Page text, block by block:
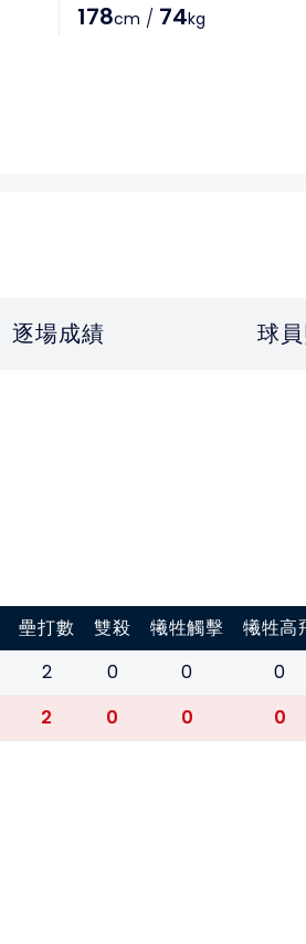
178cm / 74kg
逐場成績 球
壘打數 雙殺 犧牲觸擊 犧牲高
2 0 0 0
2 0 0 0